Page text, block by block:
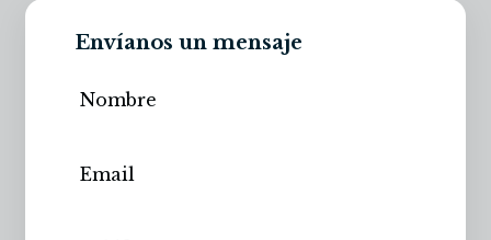
Envíanos un mensaje